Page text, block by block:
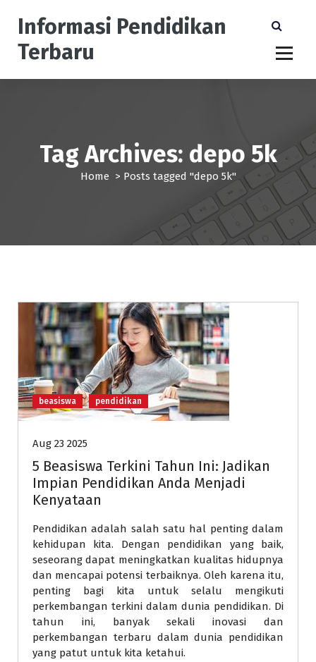
Informasi Pendidikan
Terbaru
Tag Archives: depo 5k
Home > Posts tagged "depo 5k"
beasiswa pendidikan
Aug 23 2025
5 Beasiswa Terkini Tahun Ini: Jadikan
Impian Pendidikan Anda Menjadi
Kenyataan
Pendidikan adalah salah satu hal penting dalam
kehidupan kita. Dengan pendidikan yang baik,
seseorang dapat meningkatkan kualitas hidupnya
dan mencapai potensi terbaiknya. Oleh karena itu,
penting bagi kita untuk selalu mengikuti
perkembangan terkini dalam dunia pendidikan. Di
tahun ini, banyak sekali inovasi dan
perkembangan terbaru dalam dunia pendidikan
yang patut untuk kita ketahui.